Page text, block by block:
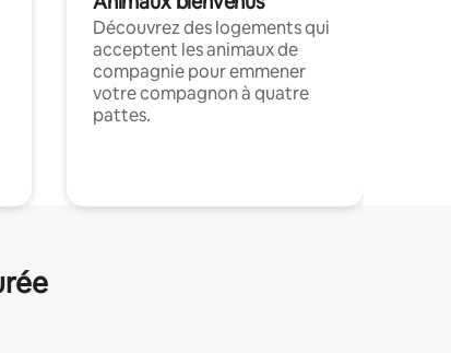
Découvrez des logements qui
acceptent les animaux de
compagnie pour emmener
votre compagnon à quatre
pattes.